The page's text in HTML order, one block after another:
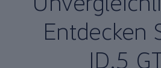
Entdecken
ID.5